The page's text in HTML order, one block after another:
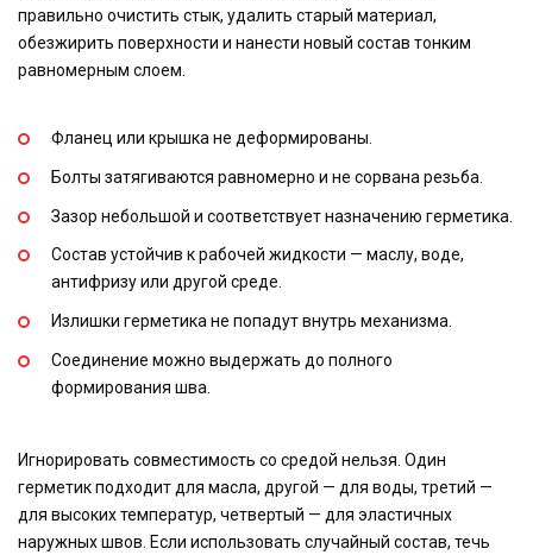
правильно очистить стык, удалить старый материал,
обезжирить поверхности и нанести новый состав тонким
равномерным слоем.
Фланец или крышка не деформированы.
Болты затягиваются равномерно и не сорвана резьба.
Зазор небольшой и соответствует назначению герметика.
Состав устойчив к рабочей жидкости — маслу, воде,
антифризу или другой среде.
Излишки герметика не попадут внутрь механизма.
Соединение можно выдержать до полного
формирования шва.
Игнорировать совместимость со средой нельзя. Один
герметик подходит для масла, другой — для воды, третий —
для высоких температур, четвертый — для эластичных
наружных швов. Если использовать случайный состав, течь